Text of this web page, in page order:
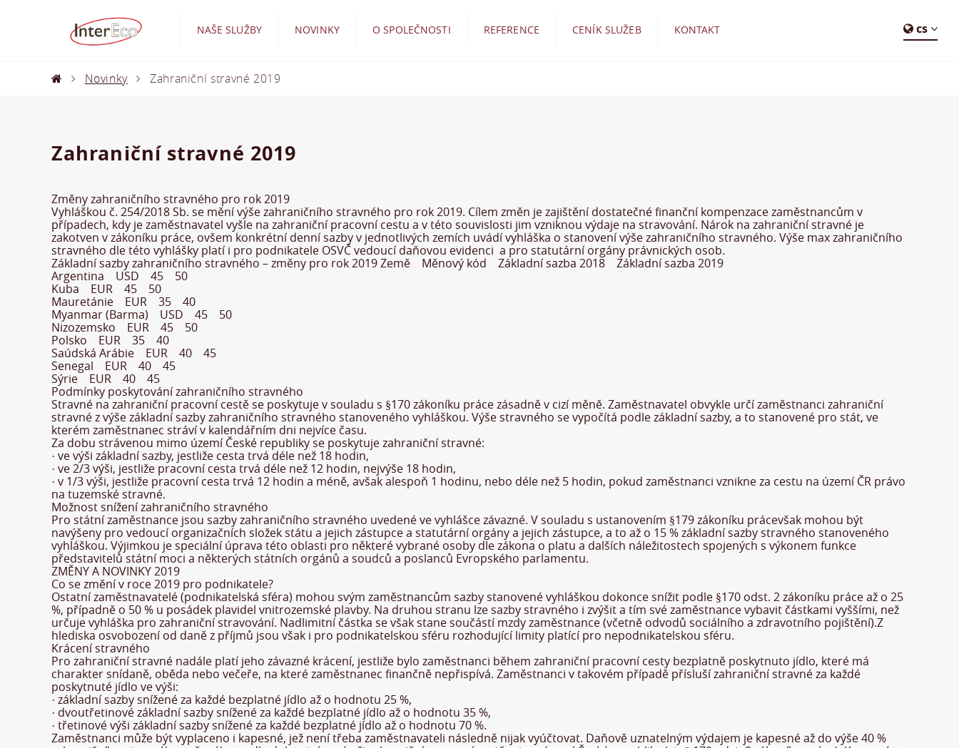
NAŠE SLUŽBY NOVINKY O SPOLEČNOSTI REFERENCE CENÍK SLUŽEB KONTAKT cs
Novinky Zahraniční stravné 2019
Zahraniční stravné 2019
Změny zahraničního stravného pro rok 2019
Vyhláškou č. 254/2018 Sb. se mění výše zahraničního stravného pro rok 2019. Cílem změn je zajištění dostatečné finanční kompenzace zaměstnancům v
případech, kdy je zaměstnavatel vyšle na zahraniční pracovní cestu a v této souvislosti jim vzniknou výdaje na stravování. Nárok na zahraniční stravné je
zakotven v zákoníku práce, ovšem konkrétní denní sazby v jednotlivých zemích uvádí vyhláška o stanovení výše zahraničního stravného. Výše max zahraničního
stravného dle této vyhlášky platí i pro podnikatele OSVČ vedoucí daňovou evidenci a pro statutární orgány právnických osob.
Základní sazby zahraničního stravného – změny pro rok 2019 Země Měnový kód Základní sazba 2018 Základní sazba 2019
Argentina USD 45 50
Kuba EUR 45 50
Mauretánie EUR 35 40
Myanmar (Barma) USD 45 50
Nizozemsko EUR 45 50
Polsko EUR 35 40
Saúdská Arábie EUR 40 45
Senegal EUR 40 45
Sýrie EUR 40 45
Podmínky poskytování zahraničního stravného
Stravné na zahraniční pracovní cestě se poskytuje v souladu s §170 zákoníku práce zásadně v cizí měně. Zaměstnavatel obvykle určí zaměstnanci zahraniční
stravné z výše základní sazby zahraničního stravného stanoveného vyhláškou. Výše stravného se vypočítá podle základní sazby, a to stanovené pro stát, ve
kterém zaměstnanec stráví v kalendářním dni nejvíce času.
Za dobu strávenou mimo území České republiky se poskytuje zahraniční stravné:
· ve výši základní sazby, jestliže cesta trvá déle než 18 hodin,
· ve 2/3 výši, jestliže pracovní cesta trvá déle než 12 hodin, nejvýše 18 hodin,
· v 1/3 výši, jestliže pracovní cesta trvá 12 hodin a méně, avšak alespoň 1 hodinu, nebo déle než 5 hodin, pokud zaměstnanci vznikne za cestu na území ČR právo
na tuzemské stravné.
Možnost snížení zahraničního stravného
Pro státní zaměstnance jsou sazby zahraničního stravného uvedené ve vyhlášce závazné. V souladu s ustanovením §179 zákoníku prácevšak mohou být
navýšeny pro vedoucí organizačních složek státu a jejich zástupce a statutární orgány a jejich zástupce, a to až o 15 % základní sazby stravného stanoveného
vyhláškou. Výjimkou je speciální úprava této oblasti pro některé vybrané osoby dle zákona o platu a dalších náležitostech spojených s výkonem funkce
představitelů státní moci a některých státních orgánů a soudců a poslanců Evropského parlamentu.
ZMĚNY A NOVINKY 2019
Co se změní v roce 2019 pro podnikatele?
Ostatní zaměstnavatelé (podnikatelská sféra) mohou svým zaměstnancům sazby stanovené vyhláškou dokonce snížit podle §170 odst. 2 zákoníku práce až o 25
%, případně o 50 % u posádek plavidel vnitrozemské plavby. Na druhou stranu lze sazby stravného i zvýšit a tím své zaměstnance vybavit částkami vyššími, než
určuje vyhláška pro zahraniční stravování. Nadlimitní částka se však stane součástí mzdy zaměstnance (včetně odvodů sociálního a zdravotního pojištění).Z
hlediska osvobození od daně z příjmů jsou však i pro podnikatelskou sféru rozhodující limity platící pro nepodnikatelskou sféru.
Krácení stravného
Pro zahraniční stravné nadále platí jeho závazné krácení, jestliže bylo zaměstnanci během zahraniční pracovní cesty bezplatně poskytnuto jídlo, které má
charakter snídaně, oběda nebo večeře, na které zaměstnanec finančně nepřispívá. Zaměstnanci v takovém případě přísluší zahraniční stravné za každé
poskytnuté jídlo ve výši:
· základní sazby snížené za každé bezplatné jídlo až o hodnotu 25 %,
· dvoutřetinové základní sazby snížené za každé bezplatné jídlo až o hodnotu 35 %,
· třetinové výši základní sazby snížené za každé bezplatné jídlo až o hodnotu 70 %.
Zaměstnanci může být vyplaceno i kapesné, jež není třeba zaměstnavateli následně nijak vyúčtovat. Daňově uznatelným výdajem je kapesné až do výše 40 %